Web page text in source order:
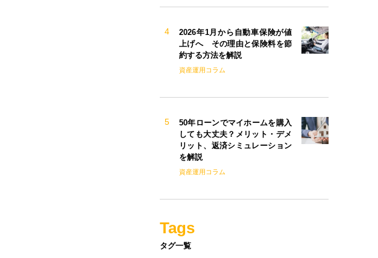
2026年1月から自動車保険が値
上げへ その理由と保険料を節
約する方法を解説
資産運用コラム
50年ローンでマイホームを購入
しても大丈夫？メリット・デメ
リット、返済シミュレーション
を解説
資産運用コラム
Tags
タグ一覧